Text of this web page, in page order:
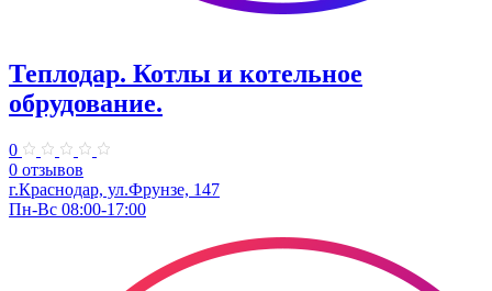
Теплодар. Котлы и котельное
обрудование.
0
0 отзывов
г.Краснодар, ул.Фрунзе, 147
Пн-Вс 08:00-17:00